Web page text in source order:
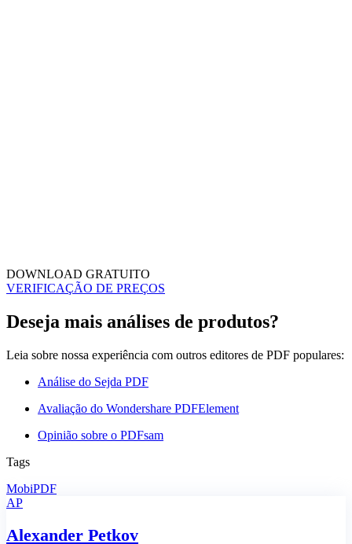
DOWNLOAD GRATUITO
VERIFICAÇÃO DE PREÇOS
Deseja mais análises de produtos?
Leia sobre nossa experiência com outros editores de PDF populares:
Análise do Sejda PDF
Avaliação do Wondershare PDFElement
Opinião sobre o PDFsam
Tags
MobiPDF
AP
Alexander Petkov